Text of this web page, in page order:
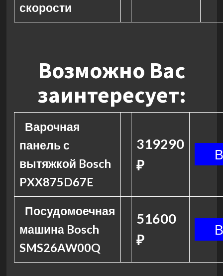
скорости
Возможно Вас
заинтересует:
Варочная
панель с
вытяжкой Bosch
PXX875D67E
319290
₽
Посудомоечная
машина Bosch
SMS26AW00Q
51600
₽